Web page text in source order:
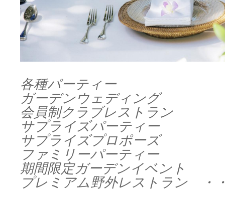
各種パーティー
ガーデンウェディング
会員制クラブレストラン
サプライズパーティー
サプライズプロポーズ
ファミリーパーティー
期間限定ガーデンイベント
プレミアム野外レストラン ・